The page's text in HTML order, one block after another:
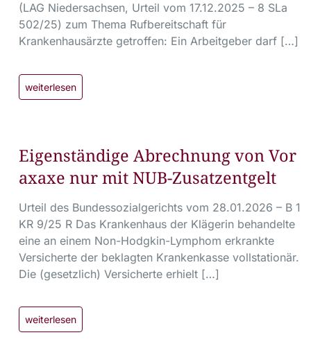
(LAG Niedersachsen, Urteil vom 17.12.2025 – 8 SLa
502/25) zum Thema Rufbereitschaft für
Krankenhausärzte getroffen: Ein Arbeitgeber darf […]
weiterlesen
Eigenständige Abrechnung von Vor
axaxe nur mit NUB-Zusatzentgelt
Urteil des Bundessozialgerichts vom 28.01.2026 – B 1
KR 9/25 R Das Krankenhaus der Klägerin behandelte
eine an einem Non-Hodgkin-Lymphom erkrankte
Versicherte der beklagten Krankenkasse vollstationär.
Die (gesetzlich) Versicherte erhielt […]
weiterlesen